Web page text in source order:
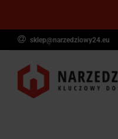
sklep@narzedziowy24.eu